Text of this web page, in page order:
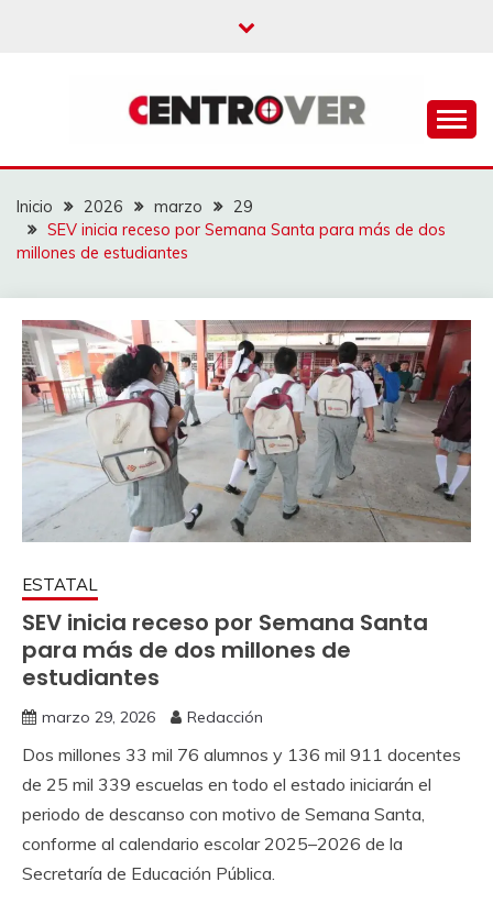
CENTROVER
NOTICIAS
Inicio 2026 marzo
29
SEV inicia receso por Semana Santa para más de dos
millones de estudiantes
ESTATAL
SEV inicia receso por Semana Santa
para más de dos millones de
estudiantes
marzo 29, 2026 Redacción
Dos millones 33 mil 76 alumnos y 136 mil 911 docentes
de 25 mil 339 escuelas en todo el estado iniciarán el
periodo de descanso con motivo de Semana Santa,
conforme al calendario escolar 2025–2026 de la
Secretaría de Educación Pública.